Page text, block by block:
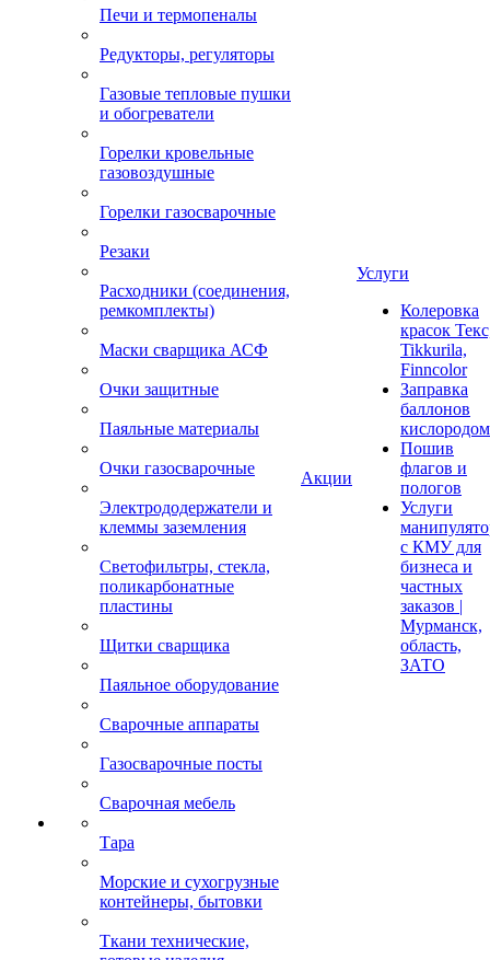
Печи и термопеналы
Редукторы, регуляторы
Газовые тепловые пушки
и обогреватели
Горелки кровельные
газовоздушные
Горелки газосварочные
Резаки
Расходники (соединения,
ремкомплекты)
Маски сварщика АСФ
Очки защитные
Паяльные материалы
Очки газосварочные
Электрододержатели и
клеммы заземления
Светофильтры, стекла,
поликарбонатные
пластины
Щитки сварщика
Паяльное оборудование
Сварочные аппараты
Газосварочные посты
Сварочная мебель
Тара
Морские и сухогрузные
контейнеры, бытовки
Ткани технические,
Акции
Услуги
Колеровка
красок
Tikkurila,
Finncolor
Заправка
баллонов
кислородом
Пошив
флагов и
пологов
Услуги
с КМУ для
бизнеса и
частных
заказов |
Мурманск,
область,
ЗАТО